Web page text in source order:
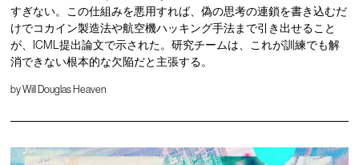
すぎない。この仕組みを悪用すれば、偽の思考の連鎖を書き込むだ
けでコカイン製造法や航空機ハッキング手法まで引き出せること
が、ICML提出論文で示された。研究チームは、これが訓練でも解
消できない根本的な欠陥だと主張する。
byWill Douglas Heaven